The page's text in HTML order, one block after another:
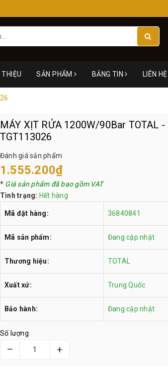
THIỆU SẢN PHẨM BẢNG TIN LIÊN HỆ
MÁY XỊT RỬA 1200W/90Bar TOTAL -
TGT113026
Đánh giá sản phẩm
1.555.200₫
* Giá sản phẩm đã bao gồm VAT
Tình trạng: Hết hàng
Mã đặt hàng: 36840841
Mã sản phẩm: Đang cập nhật
Thương hiệu: TOTAL
Xuất xứ: Trung Quốc
Bảo hành: Đang cập nhật
Số lượng
– +